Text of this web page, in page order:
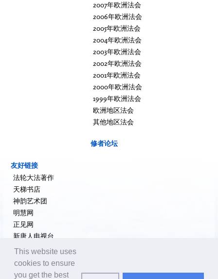
2007年欧洲法会
2006年欧洲法会
2005年欧洲法会
2004年欧洲法会
2003年欧洲法会
2002年欧洲法会
2001年欧洲法会
2000年欧洲法会
1999年欧洲法会
欧洲地区法会
其他地区法会
修者论坛
友好链接
法轮大法著作
天梯书店
神韵艺术团
明慧网
正见网
新唐人电视台
大纪元新闻网
希望之声
追查国际
This website uses
cookies to ensure
you get the best